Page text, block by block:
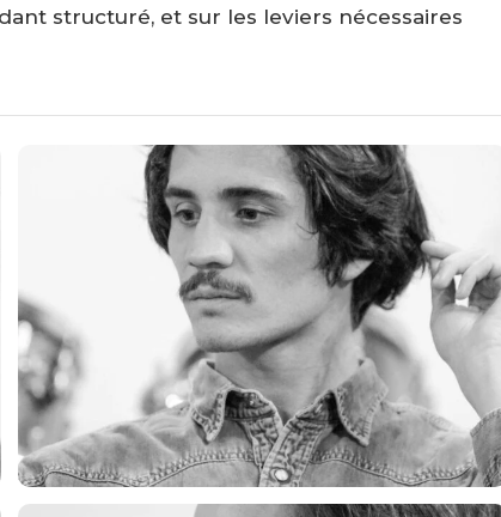
structuré, et sur les leviers nécessaires